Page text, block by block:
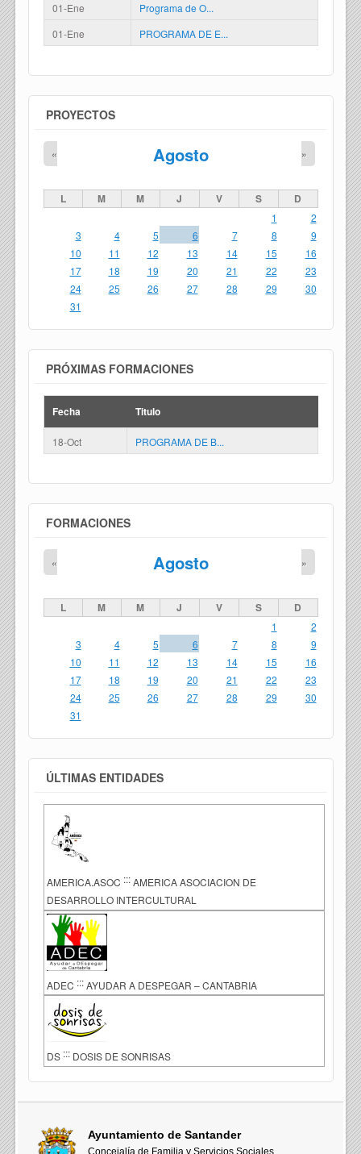
01-Ene
Programa de O...
01-Ene
PROGRAMA DE E...
PROYECTOS
Agosto
« »
L M M J V S D
1
2
3
4 5 6 7 8
9
10
11 12 13 14 15
16
17
18 19 20 21 22
23
24
25 26 27 28 29
30
31
PRÓXIMAS FORMACIONES
Fecha Titulo
18-Oct PROGRAMA DE B...
FORMACIONES
Agosto
« »
L M M J V S D
1
2
3
4 5 6 7 8
9
10
11 12 13 14 15
16
17
18 19 20 21 22
23
24
25 26 27 28 29
30
31
ÚLTIMAS ENTIDADES
AMERICA.ASOC ::: AMERICA ASOCIACION DE
DESARROLLO INTERCULTURAL
ADEC ::: AYUDAR A DESPEGAR – CANTABRIA
DS ::: DOSIS DE SONRISAS
Ayuntamiento de Santander
Concejalía de Familia y Servicios Sociales